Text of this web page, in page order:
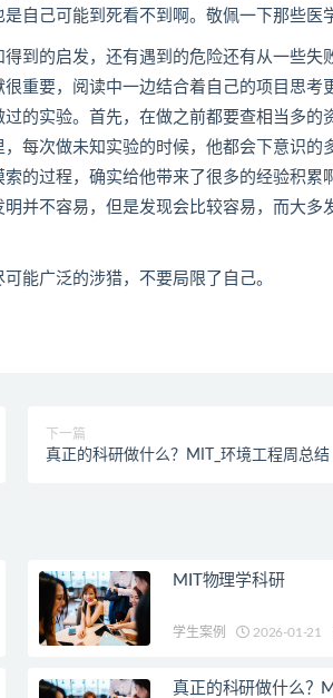
自己可能到死看不到啊。敬佩一下那些医
到的启发，还有遇到的危险还有从一些失
重要，阅读中一边结合着自己的项目思考
的实验。首先，在做之前都要查相当多的
每次做未知实验的时候，他都会下意识的
的过程，确实给他带来了很多的经验积累
并不容易，但是发现会比较容易，而大多
能广泛的涉猎，不要局限了自己。
下一篇
真正的科研做什么？MIT_环境工程周总结
MIT物理学科研
学生案例 2026-01-21
真正的科研做什么？